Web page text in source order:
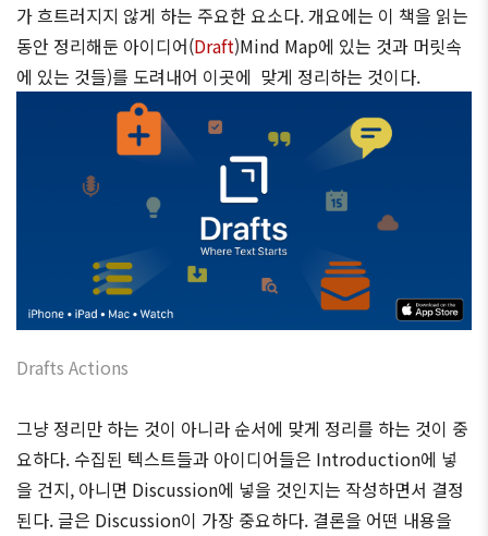
가 흐트러지지 않게 하는 주요한 요소다. 개요에는 이 책을 읽는
동안 정리해둔 아이디어(Draft)Mind Map에 있는 것과 머릿속
에 있는 것들)를 도려내어 이곳에 맞게 정리하는 것이다.
Drafts Actions
그냥 정리만 하는 것이 아니라 순서에 맞게 정리를 하는 것이 중
요하다. 수집된 텍스트들과 아이디어들은 Introduction에 넣
을 건지, 아니면 Discussion에 넣을 것인지는 작성하면서 결정
된다. 글은 Discussion이 가장 중요하다. 결론을 어떤 내용을